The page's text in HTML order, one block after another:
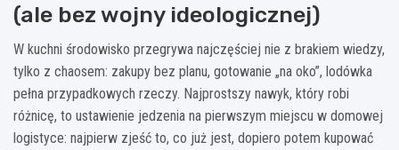
(ale bez wojny ideologicznej)
W kuchni środowisko przegrywa najczęściej nie z brakiem wiedzy,
tylko z chaosem: zakupy bez planu, gotowanie „na oko”, lodówka
pełna przypadkowych rzeczy. Najprostszy nawyk, który robi
różnicę, to ustawienie jedzenia na pierwszym miejscu w domowej
logistyce: najpierw zjeść to, co już jest, dopiero potem kupować